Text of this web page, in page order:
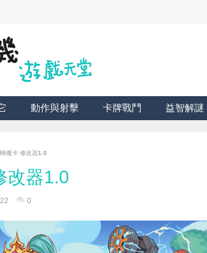
動作與射擊 卡牌戰鬥 益智解謎
魔卡 修改器1.0
改器1.0
0